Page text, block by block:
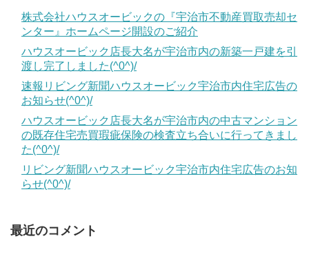
株式会社ハウスオービックの『宇治市不動産買取売却セ
ンター』ホームページ開設のご紹介
ハウスオービック店長大名が宇治市内の新築一戸建を引
渡し完了しました(^0^)/
速報リビング新聞ハウスオービック宇治市内住宅広告の
お知らせ(^0^)/
ハウスオービック店長大名が宇治市内の中古マンション
の既存住宅売買瑕疵保険の検査立ち合いに行ってきまし
た(^0^)/
リビング新聞ハウスオービック宇治市内住宅広告のお知
らせ(^0^)/
最近のコメント